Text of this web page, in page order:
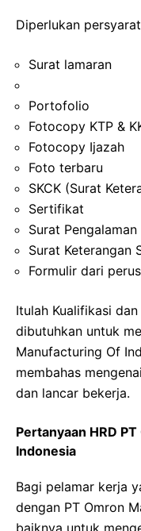
Diperlukan
Surat lamaran
Portofolio
Fotocopy KTP &
Fotocopy Ijazah
Foto terbaru
SKCK (Surat
Sertifikat
Surat Pengalaman
Surat Keterangan
Formulir dari
Itulah Kualifikasi
dibutuhkan untuk
Manufacturing Of
membahas
dan lancar bekerja.
Pertanyaan HRD
Indonesia
Bagi pelamar kerja
dengan PT Omron
baiknya untuk